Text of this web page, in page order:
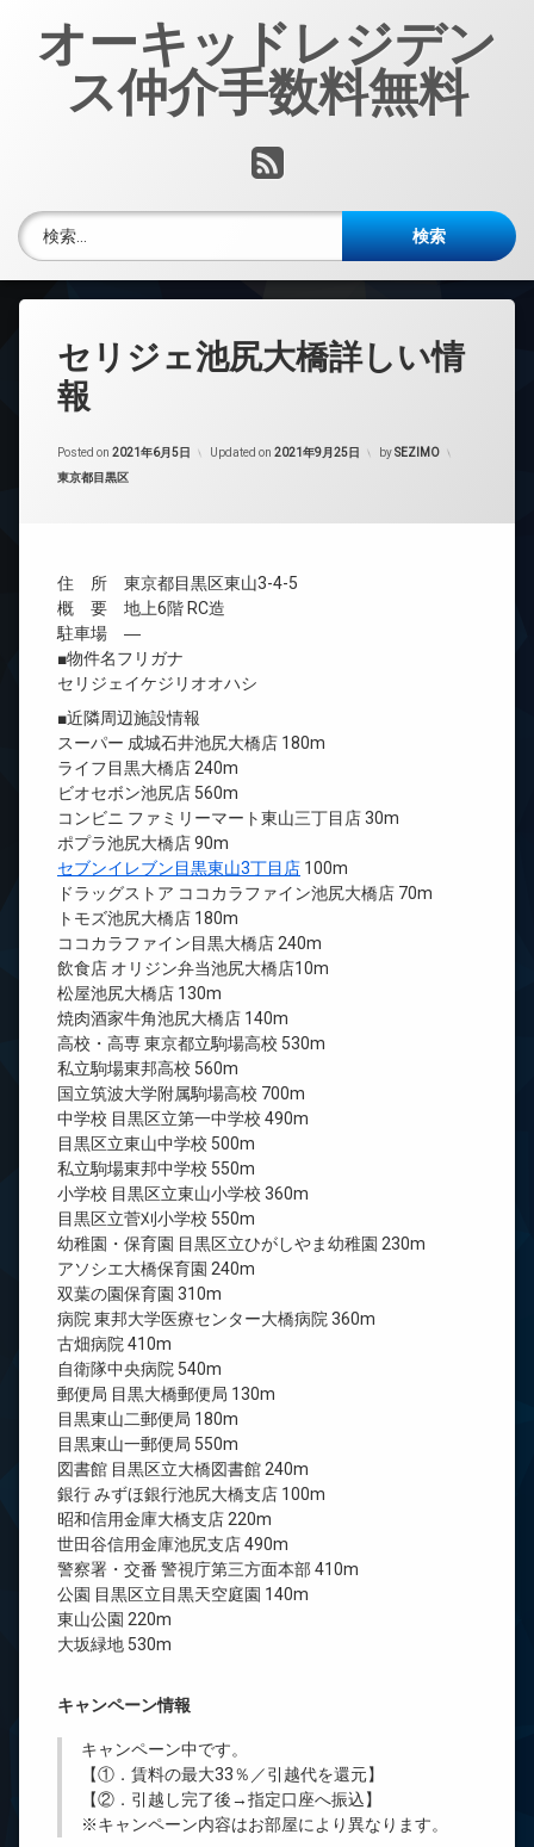
オーキッドレジデン
ス仲介手数料無料
RSS
検索:
セリジェ池尻大橋詳しい情
報
Posted on 2021年6月5日 Updated on 2021年9月25日 bySEZIMO
カテゴリー:
東京都目黒区
住 所 東京都目黒区東山3-4-5
概 要 地上6階 RC造
駐車場 ―
■物件名フリガナ
セリジェイケジリオオハシ
■近隣周辺施設情報
スーパー 成城石井池尻大橋店 180m
ライフ目黒大橋店 240m
ビオセボン池尻店 560m
コンビニ ファミリーマート東山三丁目店 30m
ポプラ池尻大橋店 90m
セブンイレブン目黒東山3丁目店 100m
ドラッグストア ココカラファイン池尻大橋店 70m
トモズ池尻大橋店 180m
ココカラファイン目黒大橋店 240m
飲食店 オリジン弁当池尻大橋店10m
松屋池尻大橋店 130m
焼肉酒家牛角池尻大橋店 140m
高校・高専 東京都立駒場高校 530m
私立駒場東邦高校 560m
国立筑波大学附属駒場高校 700m
中学校 目黒区立第一中学校 490m
目黒区立東山中学校 500m
私立駒場東邦中学校 550m
小学校 目黒区立東山小学校 360m
目黒区立菅刈小学校 550m
幼稚園・保育園 目黒区立ひがしやま幼稚園 230m
アソシエ大橋保育園 240m
双葉の園保育園 310m
病院 東邦大学医療センター大橋病院 360m
古畑病院 410m
自衛隊中央病院 540m
郵便局 目黒大橋郵便局 130m
目黒東山二郵便局 180m
目黒東山一郵便局 550m
図書館 目黒区立大橋図書館 240m
銀行 みずほ銀行池尻大橋支店 100m
昭和信用金庫大橋支店 220m
世田谷信用金庫池尻支店 490m
警察署・交番 警視庁第三方面本部 410m
公園 目黒区立目黒天空庭園 140m
東山公園 220m
大坂緑地 530m
キャンペーン情報
キャンペーン中です。
【①．賃料の最大33％／引越代を還元】
【②．引越し完了後→指定口座へ振込】
※キャンペーン内容はお部屋により異なります。